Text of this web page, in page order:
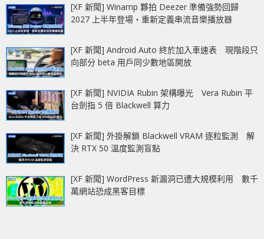
[XF 新聞] Winamp 夥拍 Deezer 準備強勢回歸
2027 上半年登場‧重新定義串流音樂播放器
[XF 新聞] Android Auto 終於加入車速表 現階段只
向部分 beta 用戶同少數地區開放
[XF 新聞] NVIDIA Rubin 架構曝光 Vera Rubin 平
台劍指 5 倍 Blackwell 算力
[XF 新聞] 外掛解鎖 Blackwell VRAM 逐粒監測 解
決 RTX 50 溫度監測盲點
[XF 新聞] WordPress 新漏洞已遭大規模利用 數千
萬網站恐成黑客目標